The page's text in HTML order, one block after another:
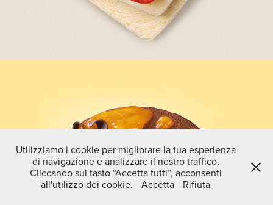
PANE SOFFICE DI GRANODURO
Utilizziamo i cookie per migliorare la tua esperienza
di navigazione e analizzare il nostro traffico.
Cliccando sul tasto “Accetta tutti”, acconsenti
all'utilizzo dei cookie.
Accetta Rifiuta